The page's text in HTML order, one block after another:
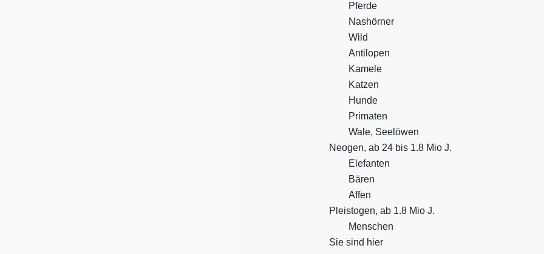
Pferde
Nashörner
Wild
Antilopen
Kamele
Katzen
Hunde
Primaten
Wale, Seelöwen
Neogen, ab 24 bis 1.8 Mio J.
Elefanten
Bären
Affen
Pleistogen, ab 1.8 Mio J.
Menschen
Sie sind hier